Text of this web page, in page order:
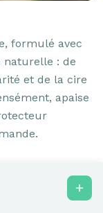
formulé avec
naturelle : de
et de la cire
apaise